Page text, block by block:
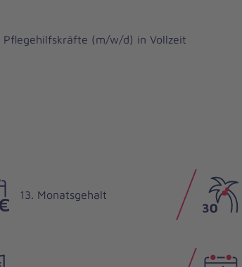
Pflegehilfskräfte (m/w/d) in Vollzeit
13. Monatsgehalt